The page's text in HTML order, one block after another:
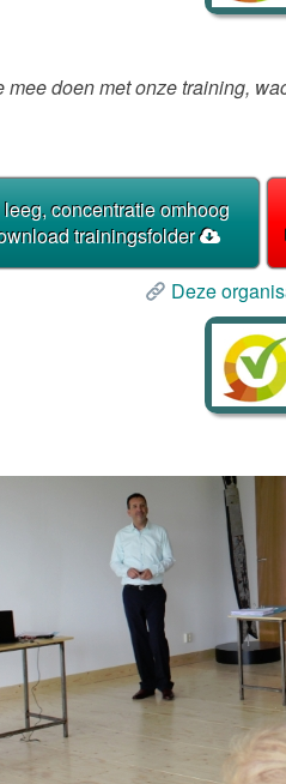
doen met onze training,
concentratie omhoog
trainingsfolder
Deze